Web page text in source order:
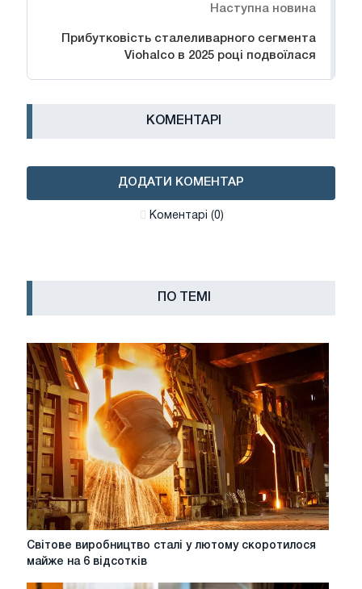
Наступна новина
Прибутковість сталеливарного сегмента
Viohalco в 2025 році подвоїлася
КОМЕНТАРІ
ДОДАТИ КОМЕНТАР
Коментарі (0)
ПО ТЕМІ
Світове
виробництво
Світове виробництво сталі у лютому скоротилося
майже на 6 відсотків